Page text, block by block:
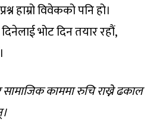
हाम्रो विवेकको पनि हो।
भोट दिन तयार रहौं,
काममा रुचि राख्ने ढकाल